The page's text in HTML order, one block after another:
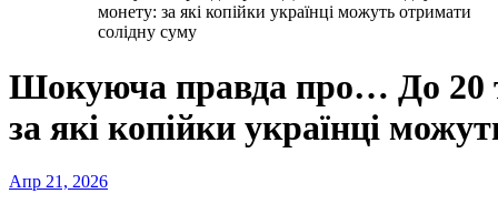
монету: за які копійки українці можуть отримати
солідну суму
Шокуюча правда про… До 20
за які копійки українці
Апр 21, 2026